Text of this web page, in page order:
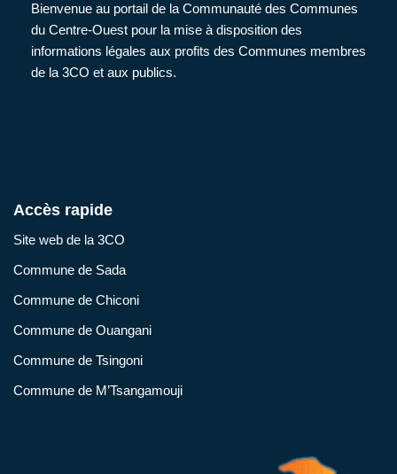
Bienvenue au portail de la Communauté des Communes
du Centre-Ouest pour la mise à disposition des
informations légales aux profits des Communes membres
de la 3CO et aux publics.
Accès rapide
Site web de la 3CO
Commune de Sada
Commune de Chiconi
Commune de Ouangani
Commune de Tsingoni
Commune de M’Tsangamouji